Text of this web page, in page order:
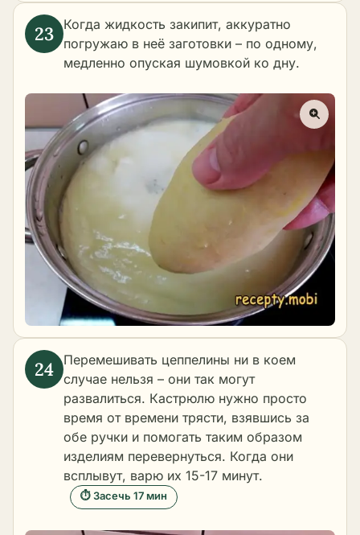
Когда жидкость закипит, аккуратно
погружаю в неё заготовки – по одному,
медленно опуская шумовкой ко дну.
Перемешивать цеппелины ни в коем
случае нельзя – они так могут
развалиться. Кастрюлю нужно просто
время от времени трясти, взявшись за
обе ручки и помогать таким образом
изделиям перевернуться. Когда они
всплывут, варю их 15-17 минут.
⏱ Засечь 17 мин